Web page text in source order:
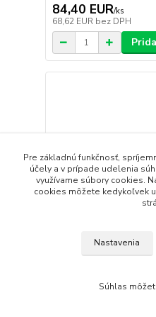
84,40 EUR/ks
68,62 EUR bez DPH
Pre základnú funkčnosť,
účely a v prípade udelenia
využívame súbory cookies.
cookies môžete kedykoľvek
Nastavenia
Súhlas